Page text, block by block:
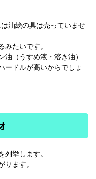
油絵の具は売っていませ
みたいです。
（うすめ液・溶き油）
ードルが高いからでしょ
列挙します。
ります。